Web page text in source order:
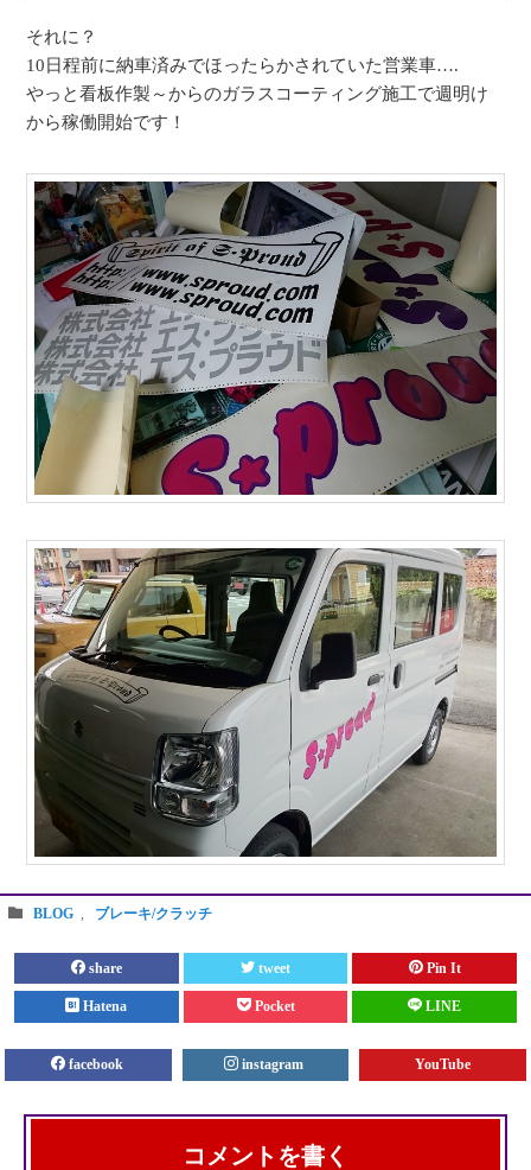
それに？
10日程前に納車済みでほったらかされていた営業車….
やっと看板作製～からのガラスコーティング施工で週明け
から稼働開始です！
BLOG , ブレーキ/クラッチ
share tweet Pin It
Hatena Pocket LINE
facebook instagram YouTube
コメントを書く